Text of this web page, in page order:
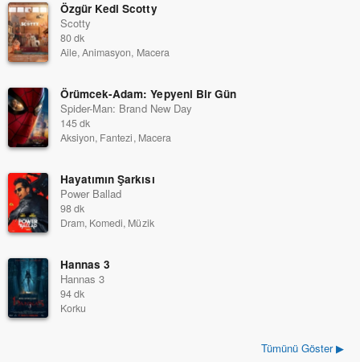
Özgür Kedi Scotty
Scotty
80 dk
Aile, Animasyon, Macera
Örümcek-Adam: Yepyeni Bir Gün
Spider-Man: Brand New Day
145 dk
Aksiyon, Fantezi, Macera
Hayatımın Şarkısı
Power Ballad
98 dk
Dram, Komedi, Müzik
Hannas 3
Hannas 3
94 dk
Korku
Tümünü Göster ▶